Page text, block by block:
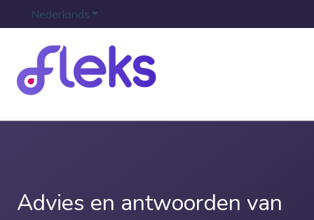
Nederlands Submenu tonen voor vertalingen
Advies en antwoorden van